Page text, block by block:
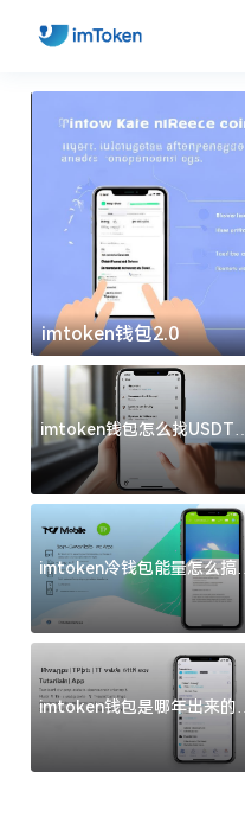
imtoken钱包2.0
imtoken钱包怎么找USDT地
址？三步搞定不踩坑
imtoken冷钱包能量怎么搞？
过来人告诉你门道
imtoken钱包是哪年出来的？
一文给你说清楚